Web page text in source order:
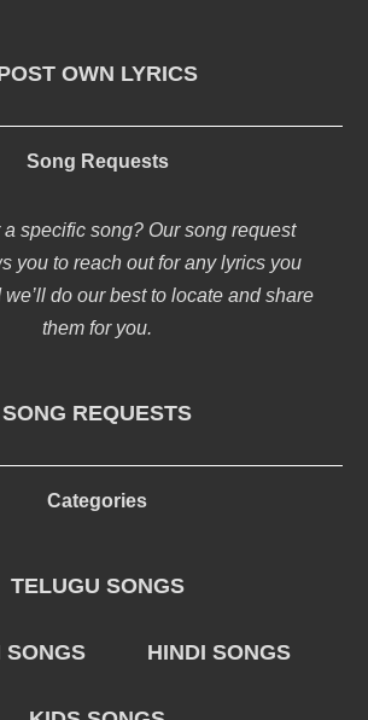
OWN LYRICS
Song Requests
specific song? Our song request
you to reach out for any lyrics you
we’ll do our best to locate and share
them for you.
SONG REQUESTS
Categories
TELUGU SONGS
SONGS HINDI SONGS